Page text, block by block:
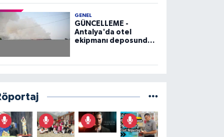
GENEL
GÜNCELLEME -
Antalya'da otel
ekipmanı deposunda